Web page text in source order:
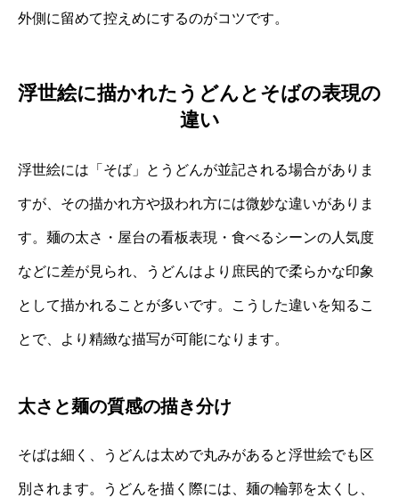
外側に留めて控えめにするのがコツです。
浮世絵に描かれたうどんとそばの表現の
違い
浮世絵には「そば」とうどんが並記される場合がありま
すが、その描かれ方や扱われ方には微妙な違いがありま
す。麺の太さ・屋台の看板表現・食べるシーンの人気度
などに差が見られ、うどんはより庶民的で柔らかな印象
として描かれることが多いです。こうした違いを知るこ
とで、より精緻な描写が可能になります。
太さと麺の質感の描き分け
そばは細く、うどんは太めで丸みがあると浮世絵でも区
別されます。うどんを描く際には、麺の輪郭を太くし、